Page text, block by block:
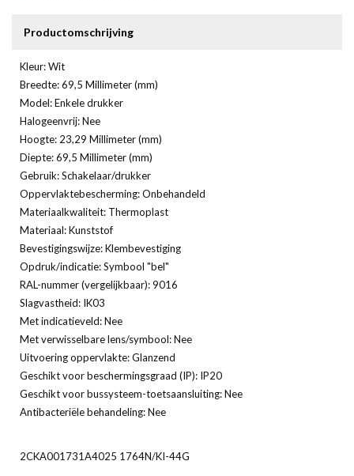
Productomschrijving
Kleur: Wit
Breedte: 69,5 Millimeter (mm)
Model: Enkele drukker
Halogeenvrij: Nee
Hoogte: 23,29 Millimeter (mm)
Diepte: 69,5 Millimeter (mm)
Gebruik: Schakelaar/drukker
Oppervlaktebescherming: Onbehandeld
Materiaalkwaliteit: Thermoplast
Materiaal: Kunststof
Bevestigingswijze: Klembevestiging
Opdruk/indicatie: Symbool "bel"
RAL-nummer (vergelijkbaar): 9016
Slagvastheid: IK03
Met indicatieveld: Nee
Met verwisselbare lens/symbool: Nee
Uitvoering oppervlakte: Glanzend
Geschikt voor beschermingsgraad (IP): IP20
Geschikt voor bussysteem-toetsaansluiting: Nee
Antibacteriële behandeling: Nee
2CKA001731A4025 1764N/KI-44G